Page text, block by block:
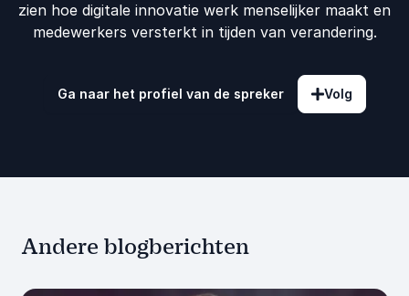
zien hoe digitale innovatie werk menselijker maakt en
medewerkers versterkt in tijden van verandering.
Ga naar het profiel van de spreker Volg
Andere blogberichten